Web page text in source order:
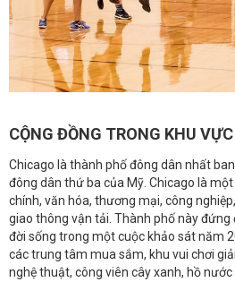
CỘNG ĐỒNG TRONG KHU VỰC
Chicago là thành phố đông dân nhất
đông dân thứ ba của Mỹ. Chicago là
chính, văn hóa, thương mại, công
giao thông vận tải. Thành phố này đứng
đời sống trong một cuộc khảo sát năm
các trung tâm mua sắm, khu vui chơi
nghệ thuật, công viên cây xanh, hồ nước